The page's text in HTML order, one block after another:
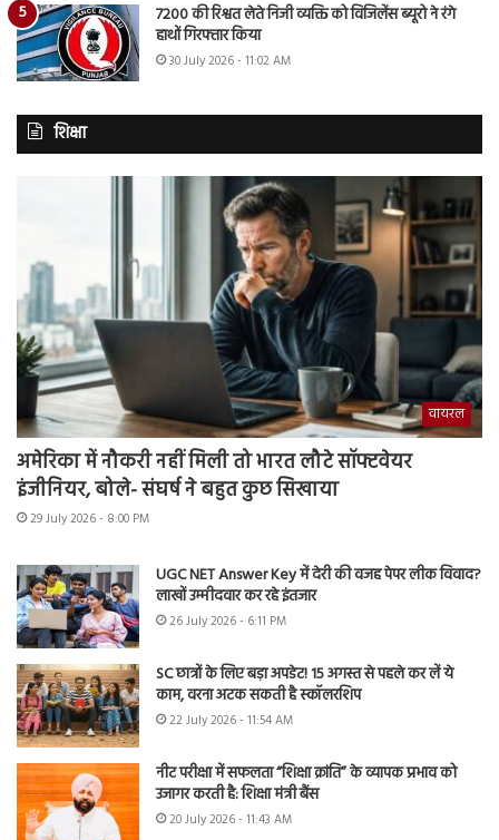
7200 की रिश्वत लेते निजी व्यक्ति को विजिलेंस ब्यूरो ने रंगे
हाथों गिरफ्तार किया
30 July 2026 - 11:02 AM
शिक्षा
वायरल
अमेरिका में नौकरी नहीं मिली तो भारत लौटे सॉफ्टवेयर
इंजीनियर, बोले- संघर्ष ने बहुत कुछ सिखाया
29 July 2026 - 8:00 PM
UGC NET Answer Key में देरी की वजह पेपर लीक विवाद?
लाखों उम्मीदवार कर रहे इंतजार
26 July 2026 - 6:11 PM
SC छात्रों के लिए बड़ा अपडेट! 15 अगस्त से पहले कर लें ये
काम, वरना अटक सकती है स्कॉलरशिप
22 July 2026 - 11:54 AM
नीट परीक्षा में सफलता “शिक्षा क्रांति” के व्यापक प्रभाव को
उजागर करती है: शिक्षा मंत्री बैंस
20 July 2026 - 11:43 AM